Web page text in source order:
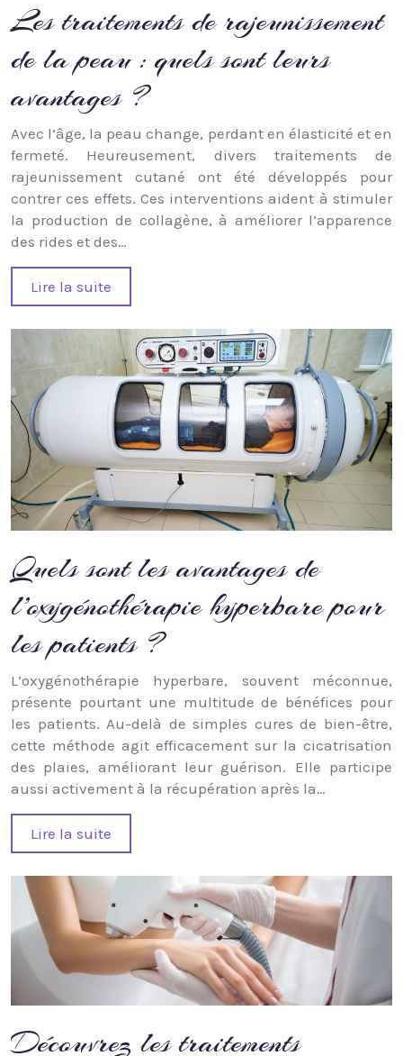
Les traitements de rajeunissement
de la peau : quels sont leurs
avantages ?
Avec l’âge, la peau change, perdant en élasticité et en
fermeté. Heureusement, divers traitements de
rajeunissement cutané ont été développés pour
contrer ces effets. Ces interventions aident à stimuler
la production de collagène, à améliorer l’apparence
des rides et des…
Lire la suite
Quels sont les avantages de
l’oxygénothérapie hyperbare pour
les patients ?
L’oxygénothérapie hyperbare, souvent méconnue,
présente pourtant une multitude de bénéfices pour
les patients. Au-delà de simples cures de bien-être,
cette méthode agit efficacement sur la cicatrisation
des plaies, améliorant leur guérison. Elle participe
aussi activement à la récupération après la…
Lire la suite
Découvrez les traitements